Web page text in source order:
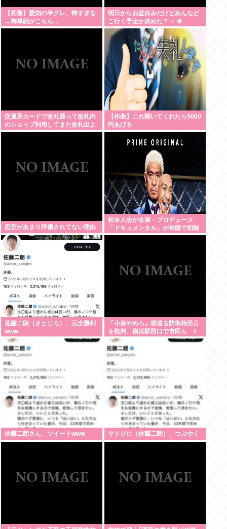
【画像】愛知の半グレ、怖すぎる
→御尊顔がこちら…
明日からお盆休みだけどみんなど
こ行く予定か決めた？ ‍♂ ☀
交通系カードで改札通って改札内
のショップ利用してまた改札出よ
うとしたら出られなくてワロタ
【作曲】これ聞いてくれたら5000
円あげる
忍空があまり評価されてない理由
松本人志が企画・プロデュース
「ドキュメンタル」が米国で初制
作決定 シンプルな設定に国境超え
佐藤二朗（さとじろ）、完全勝利
www
「小泉やめろ」核巡る防衛相発言
を批判、横浜駅西口で市民ら #
高市小泉麻生めちゃくちゃじゃん
ニュースdeプロテスト
佐藤二朗さん、ツイートwww サトジロ（佐藤二朗）、つぶやく